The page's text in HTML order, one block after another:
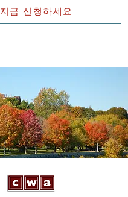
지금 신청하세요